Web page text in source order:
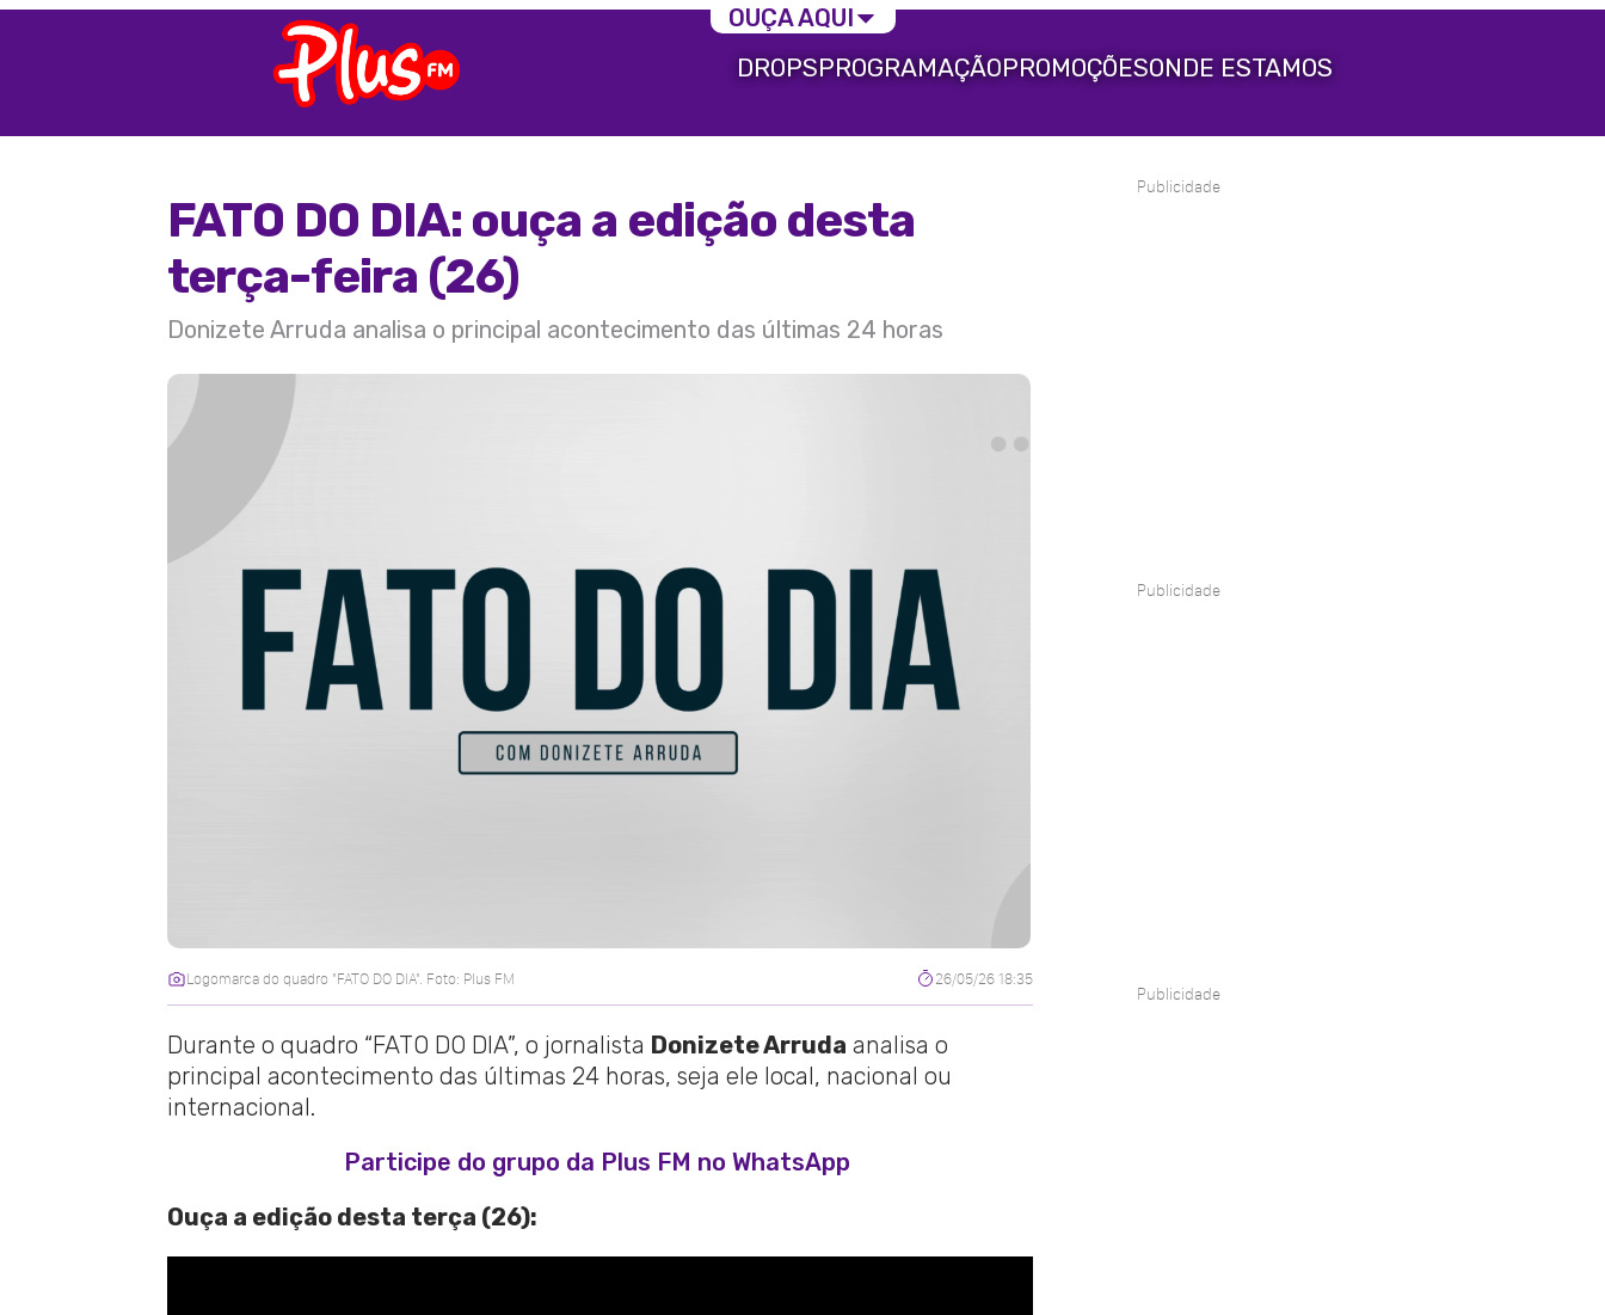
DROPSPROGRAMAÇÃOPROMOÇÕESONDE ESTAMOS
FATO DO DIA: ouça a edição desta
terça-feira (26)
Donizete Arruda analisa o principal acontecimento das últimas 24 horas
Logomarca do quadro "FATO DO DIA". Foto: Plus FM 26/05/26 18:35
Durante o quadro “FATO DO DIA”, o jornalista Donizete Arruda analisa o
principal acontecimento das últimas 24 horas, seja ele local, nacional ou
internacional.
Participe do grupo da Plus FM no WhatsApp
Ouça a edição desta terça (26):
Publicidade
Publicidade
Publicidade
OUÇA AQUI